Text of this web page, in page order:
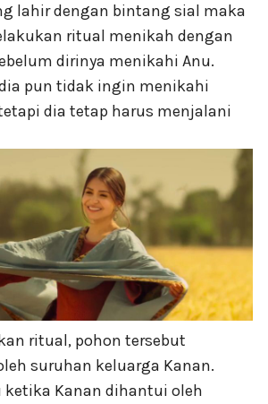
lahir dengan bintang sial maka
ritual menikah dengan
dirinya menikahi Anu.
pun tidak ingin menikahi
dia tetap harus menjalani
ritual, pohon tersebut
suruhan keluarga Kanan.
ketika Kanan dihantui oleh